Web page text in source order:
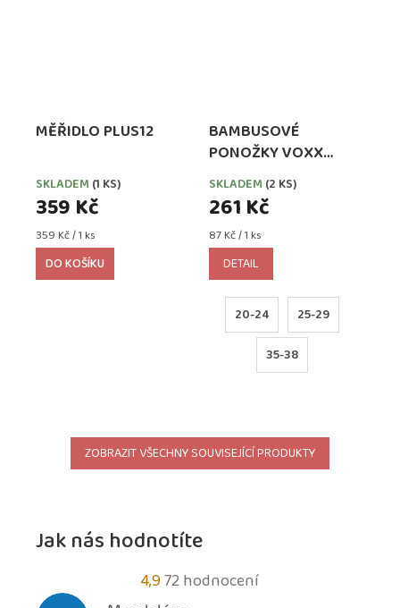
MĚŘIDLO PLUS12
SKLADEM (1 KS)
359 Kč
Měrná
cena:
359 Kč / 1 ks
DO KOŠÍKU
BAMBUSOVÉ
PONOŽKY VOXX
BELKINIK MIX KLUK
SKLADEM (2 KS)
261 Kč
Měrná
cena:
87 Kč / 1 ks
DETAIL
20-24 25-29
35-38
ZOBRAZIT VŠECHNY SOUVISEJÍCÍ PRODUKTY
Jak nás hodnotíte
4,9Průměrné
hodnocení
72 hodnocení